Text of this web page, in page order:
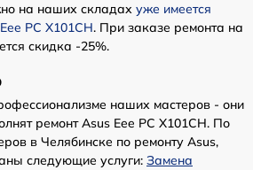
на наших складах уже имеется
PC X101CH. При заказе ремонта на
скидка -25%.
наших мастеров - они
ремонт Asus Eee PC X101CH. По
в Челябинске по ремонту Asus,
следующие услуги: Замена